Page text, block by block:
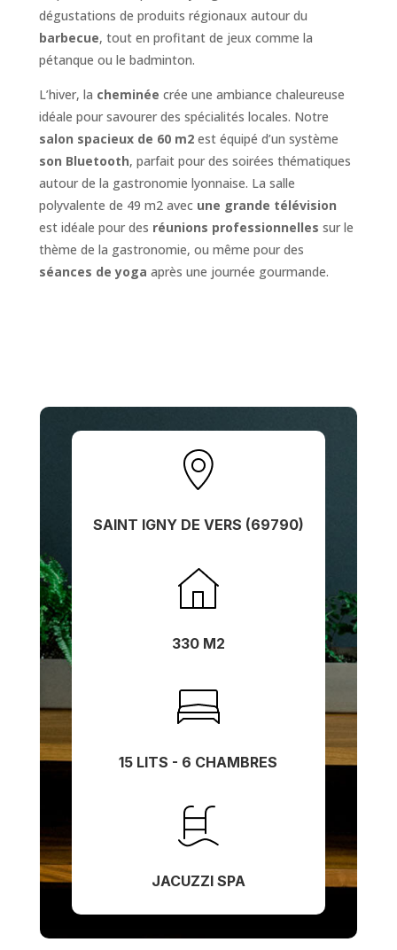
dégustations de produits régionaux autour du
barbecue, tout en profitant de jeux comme la
pétanque ou le badminton.
L’hiver, la cheminée crée une ambiance chaleureuse
idéale pour savourer des spécialités locales. Notre
salon spacieux de 60 m2 est équipé d’un système
son Bluetooth, parfait pour des soirées thématiques
autour de la gastronomie lyonnaise. La salle
polyvalente de 49 m2 avec une grande télévision
est idéale pour des réunions professionnelles sur le
thème de la gastronomie, ou même pour des
séances de yoga après une journée gourmande.
SAINT IGNY DE VERS (69790)
330 M2
15 LITS - 6 CHAMBRES
JACUZZI SPA